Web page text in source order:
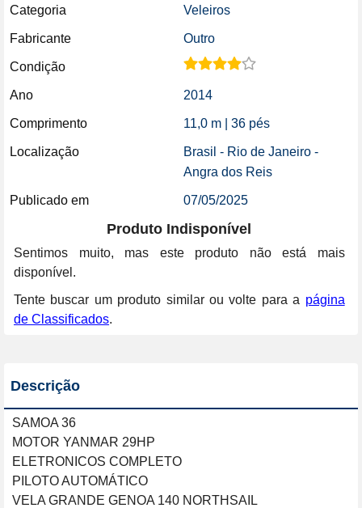
Categoria Veleiros
Fabricante Outro
Condição
Ano 2014
Comprimento 11,0 m | 36 pés
Localização
Brasil - Rio de Janeiro -
Angra dos Reis
Publicado em 07/05/2025
Produto Indisponível
Sentimos muito, mas este produto não está mais
disponível.
Tente buscar um produto similar ou volte para a página
de Classificados.
Descrição
SAMOA 36
MOTOR YANMAR 29HP
ELETRONICOS COMPLETO
PILOTO AUTOMÁTICO
VELA GRANDE GENOA 140 NORTHSAIL